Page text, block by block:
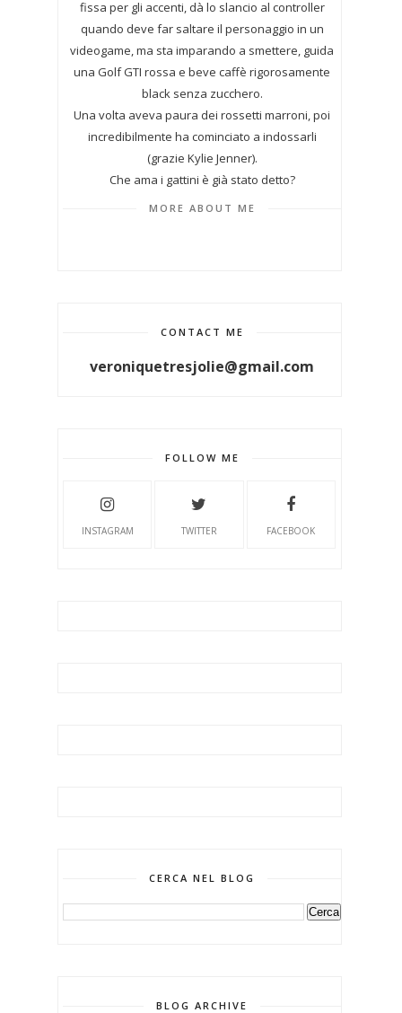
fissa per gli accenti, dà lo slancio al controller
quando deve far saltare il personaggio in un
videogame, ma sta imparando a smettere, guida
una Golf GTI rossa e beve caffè rigorosamente
black senza zucchero.
Una volta aveva paura dei rossetti marroni, poi
incredibilmente ha cominciato a indossarli
(grazie Kylie Jenner).
Che ama i gattini è già stato detto?
MORE ABOUT ME
CONTACT ME
veroniquetresjolie@gmail.com
FOLLOW ME
INSTAGRAM TWITTER FACEBOOK
CERCA NEL BLOG
BLOG ARCHIVE